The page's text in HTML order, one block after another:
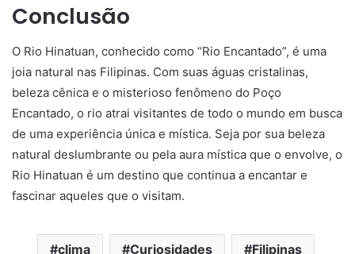
Conclusão
O Rio Hinatuan, conhecido como “Rio Encantado”, é uma
joia natural nas Filipinas. Com suas águas cristalinas,
beleza cênica e o misterioso fenômeno do Poço
Encantado, o rio atrai visitantes de todo o mundo em busca
de uma experiência única e mística. Seja por sua beleza
natural deslumbrante ou pela aura mística que o envolve, o
Rio Hinatuan é um destino que continua a encantar e
fascinar aqueles que o visitam.
clima Curiosidades Filipinas